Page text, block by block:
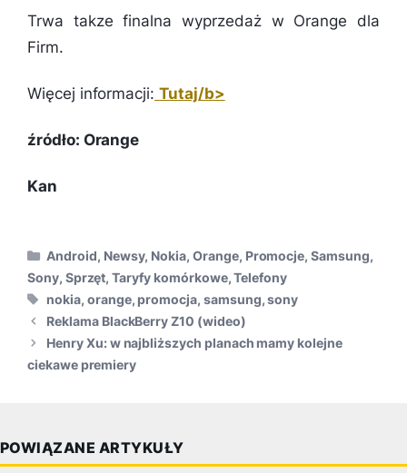
Trwa takze finalna wyprzedaż w Orange dla
Firm.
Więcej informacji: Tutaj/b>
źródło: Orange
Kan
Kategorie
Android, Newsy, Nokia,Orange, Promocje,Samsung,
Sony, Sprzęt,Taryfy komórkowe,Telefony
Tagi
nokia, orange, promocja, samsung,sony
Reklama BlackBerry Z10 (wideo)
Henry Xu: w najbliższych planach mamy kolejne
ciekawe premiery
POWIĄZANE ARTYKUŁY